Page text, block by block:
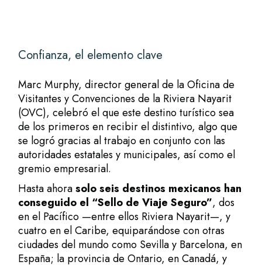
Confianza, el elemento clave
Marc Murphy, director general de la Oficina de
Visitantes y Convenciones de la Riviera Nayarit
(OVC), celebró el que este destino turístico sea
de los primeros en recibir el distintivo, algo que
se logró gracias al trabajo en conjunto con las
autoridades estatales y municipales, así como el
gremio empresarial.
Hasta ahorasolo seis destinos mexicanos han
conseguido el “Sello de Viaje Seguro”, dos
en el Pacífico —entre ellos Riviera Nayarit—, y
cuatro en el Caribe, equiparándose con otras
ciudades del mundo como Sevilla y Barcelona, en
España; la provincia de Ontario, en Canadá, y